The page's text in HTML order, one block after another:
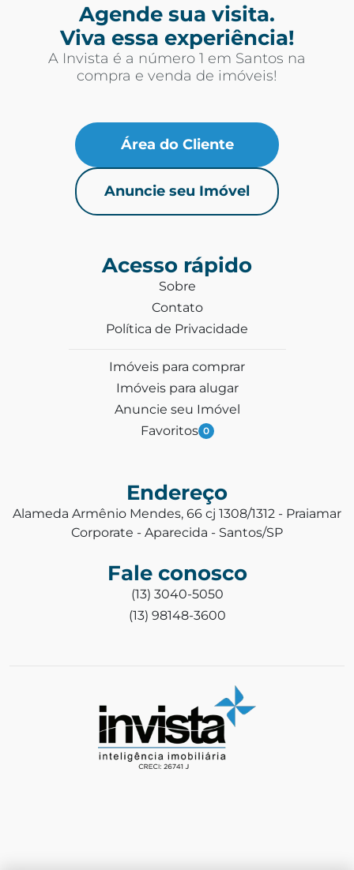
Agende sua visita.
Viva essa experiência!
A Invista é a número 1 em Santos na
compra e venda de imóveis!
Área do Cliente
Anuncie seu Imóvel
Acesso rápido
Sobre
Contato
Política de Privacidade
Imóveis para comprar
Imóveis para alugar
Anuncie seu Imóvel
Favoritos 0
Endereço
Alameda Armênio Mendes, 66 cj 1308/1312 - Praiamar
Corporate - Aparecida - Santos/SP
Fale conosco
(13) 3040-5050
(13) 98148-3600